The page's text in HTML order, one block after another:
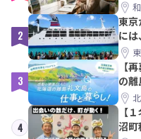
2
東京
に
みた
3
【
の
4
【
沼町